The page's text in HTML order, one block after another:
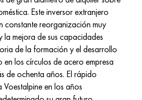
Este inversor extranjero
constante reorganización muy
la mejora de sus capacidades
de la formación y el desarrollo
los círculos de acero empresa
de ochenta años. El rápido
en los años
Cw352h
1.5752
2, sw7m
5-2-5
5-3